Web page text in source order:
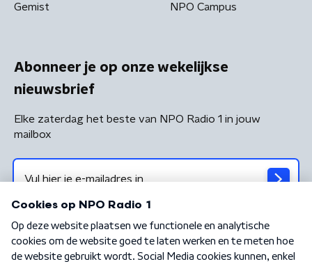
Gemist NPO Campus
Abonneer je op onze wekelijkse
nieuwsbrief
Elke zaterdag het beste van NPO Radio 1 in jouw
mailbox